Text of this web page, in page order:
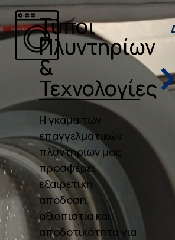
Τύποι
Πλυντηρίων
&
Τεχνολογίες
Η γκάμα των
επαγγελματικών
πλυντηρίων μας
προσφέρει
εξαιρετική
απόδοση,
αξιοπιστία και
αποδοτικότητα για